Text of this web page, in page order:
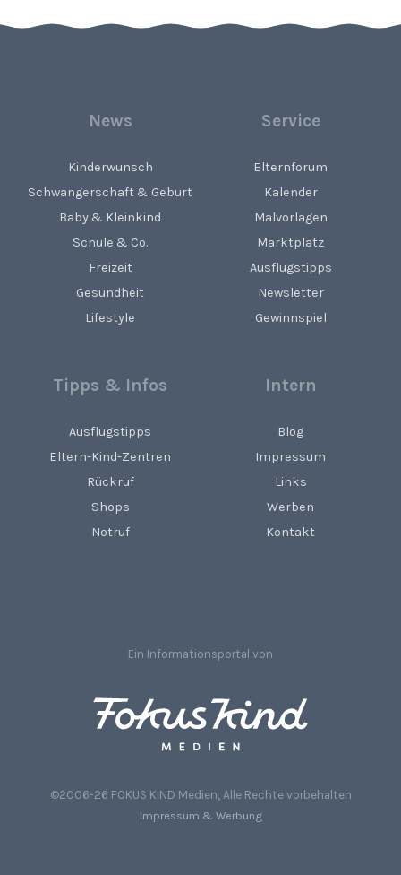
News
Kinderwunsch
Schwangerschaft & Geburt
Baby & Kleinkind
Schule & Co.
Freizeit
Gesundheit
Lifestyle
Service
Elternforum
Kalender
Malvorlagen
Marktplatz
Ausflugstipps
Newsletter
Gewinnspiel
Tipps & Infos
Ausflugstipps
Eltern-Kind-Zentren
Rückruf
Shops
Notruf
Intern
Blog
Impressum
Links
Werben
Kontakt
Ein Informationsportal von
©2006-26 FOKUS KIND Medien, Alle Rechte vorbehalten
Impressum & Werbung